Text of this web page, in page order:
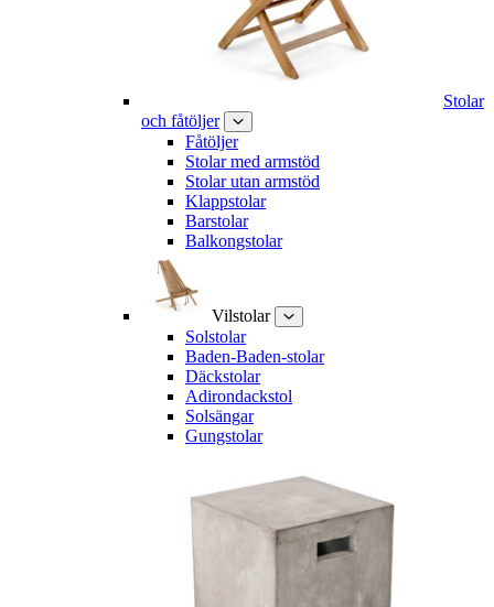
Stolar
och fåtöljer
Fåtöljer
Stolar med armstöd
Stolar utan armstöd
Klappstolar
Barstolar
Balkongstolar
Vilstolar
Solstolar
Baden-Baden-stolar
Däckstolar
Adirondackstol
Solsängar
Gungstolar